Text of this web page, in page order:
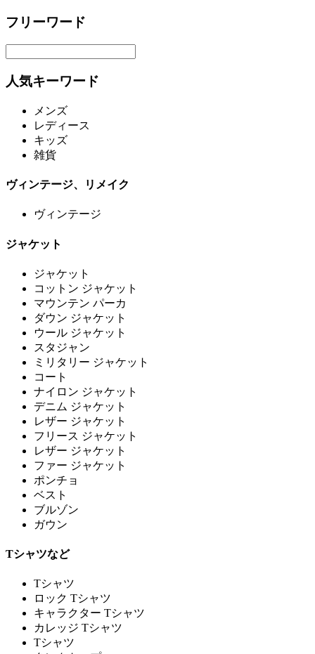
フリーワード
人気キーワード
メンズ
レディース
キッズ
雑貨
ヴィンテージ、リメイク
ヴィンテージ
ジャケット
ジャケット
コットン ジャケット
マウンテン パーカ
ダウン ジャケット
ウール ジャケット
スタジャン
ミリタリー ジャケット
コート
ナイロン ジャケット
デニム ジャケット
レザー ジャケット
フリース ジャケット
レザー ジャケット
ファー ジャケット
ポンチョ
ベスト
ブルゾン
ガウン
Tシャツなど
Tシャツ
ロック Tシャツ
キャラクター Tシャツ
カレッジ Tシャツ
Tシャツ